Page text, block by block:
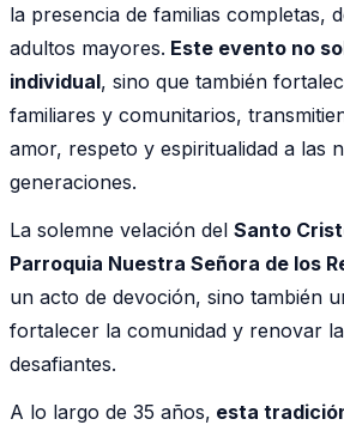
la presencia de familias completas,
adultos mayores. Este evento no
individual, sino que también
familiares y comunitarios,
amor, respeto y espiritualidad a las
generaciones.
La solemne velación del Santo
Parroquia Nuestra Señora de los
un acto de devoción, sino también
fortalecer la comunidad y renovar
desafiantes.
A lo largo de 35 años, esta